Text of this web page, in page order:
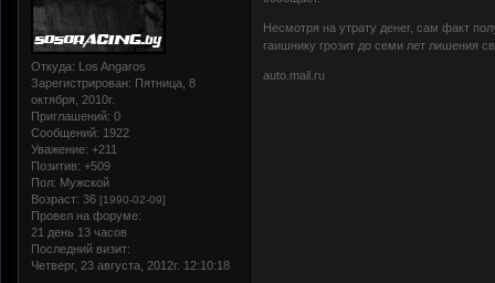
Откуда: Los Angaros
Зарегистрирован: Пятница, 8
октября, 2010г.
Приглашений: 0
Сообщений: 1922
Уважение: +211
Позитив: +509
Пол: Мужской
Возраст: 36 [1990-02-09]
Провел на форуме:
21 день 13 часов
Последний визит:
Четверг, 23 августа, 2012г. 12:10:18
Несмотря на утрату денег, сам факт
гаишнику грозит до семи лет лишения
auto.mail.ru